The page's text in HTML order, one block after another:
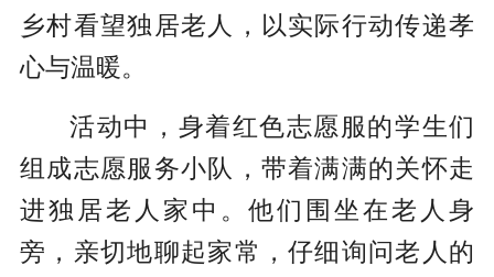
乡村看望独居老人，以实际行动传递孝
心与温暖。
活动中，身着红色志愿服的学生们
组成志愿服务小队，带着满满的关怀走
进独居老人家中。他们围坐在老人身
旁，亲切地聊起家常，仔细询问老人的